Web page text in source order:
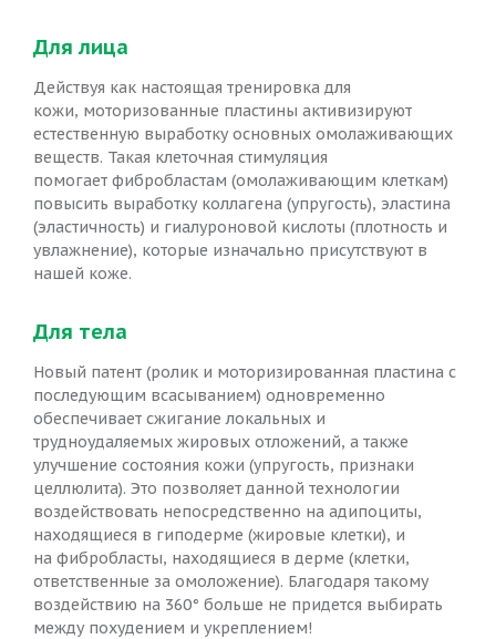
Для лица
Действуя как настоящая тренировка для
кожи, моторизованные пластины активизируют
естественную выработку основных омолаживающих
веществ. Такая клеточная стимуляция
помогает фибробластам (омолаживающим клеткам)
повысить выработку коллагена (упругость), эластина
(эластичность) и гиалуроновой кислоты (плотность и
увлажнение), которые изначально присутствуют в
нашей коже.
Для тела
Новый патент (ролик и моторизированная пластина с
последующим всасыванием) одновременно
обеспечивает сжигание локальных и
трудноудаляемых жировых отложений, а также
улучшение состояния кожи (упругость, признаки
целлюлита). Это позволяет данной технологии
воздействовать непосредственно на адипоциты,
находящиеся в гиподерме (жировые клетки), и
на фибробласты, находящиеся в дерме (клетки,
ответственные за омоложение). Благодаря такому
воздействию на 360° больше не придется выбирать
между похудением и укреплением!